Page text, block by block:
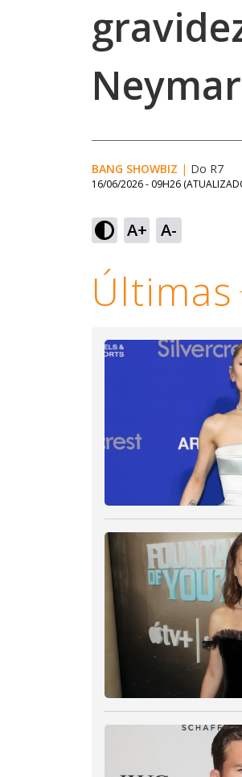
BANG SHOWBIZ | Do R7
16/06/2026 - 09H26
A+ A-
Ativar
Som
Últimas